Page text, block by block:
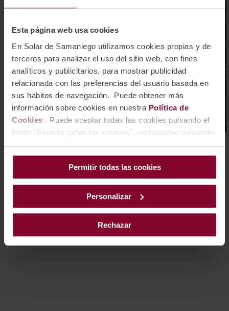
Esta página web usa cookies
En Solar de Samaniego utilizamos cookies propias y de
terceros para analizar el uso del sitio web, con fines
analíticos y publicitarios, para mostrar publicidad
relacionada con las preferencias del usuario basada en
sus hábitos de navegación. Puede obtener más
información sobre cookies en nuestra Política de
Cookies . Puede aceptar todas las cookies pulsando el
botón “Permitir todas las cookies”, rechazarlas pulsando
sobre el botón "Rechazar" o configurar las que quiere
instalar pulsando el botón de “Personalizar”.
Permitir todas las cookies
Personalizar
Rechazar
Visitar bodega en Rioja
RESERVAR VISITA